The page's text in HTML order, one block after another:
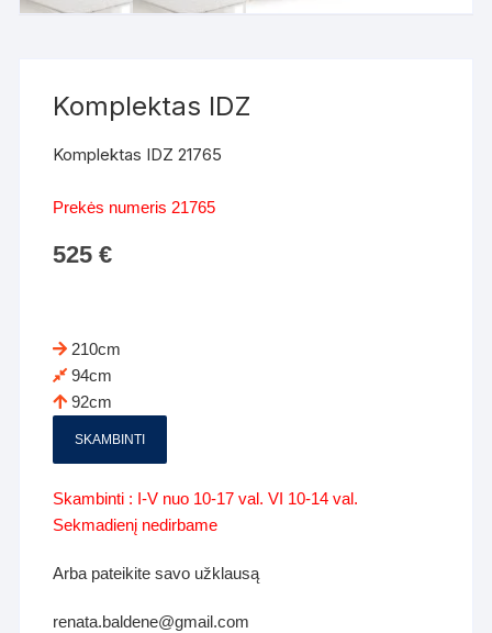
Komplektas IDZ
Komplektas IDZ 21765
Prekės numeris 21765
525€
210cm
94cm
92cm
SKAMBINTI
Skambinti : I-V nuo 10-17 val. VI 10-14 val.
Sekmadienį nedirbame
Arba pateikite savo užklausą
renata.baldene@gmail.com